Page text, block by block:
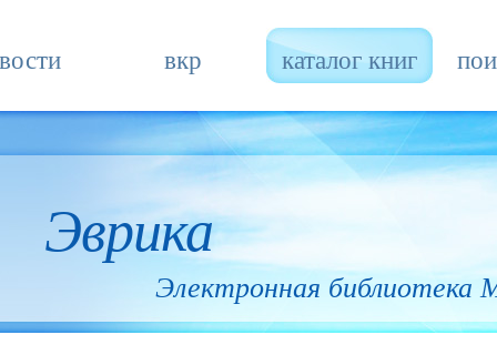
вкр каталог книг
Эврика
Электронная